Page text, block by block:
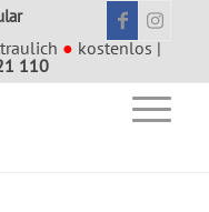
● kostenlos |
110